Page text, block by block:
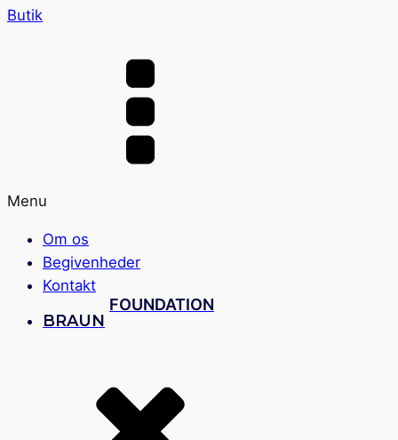
Butik
Menu
Om os
Begivenheder
Kontakt
BRAUN
FOUNDATION